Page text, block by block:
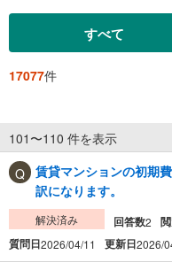
すべて
17077件
101〜110 件を表示
賃貸マンションの初期
訳になります。
解決済み 回答数2
質問日2026/04/11 更新日2026/